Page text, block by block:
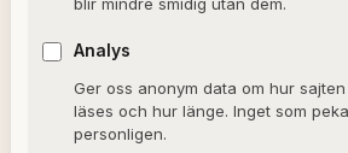
Om Alxmedia
Kontakta oss
Analys
Ger oss anonym data om hur
läses och hur länge. Inget som
personligen.